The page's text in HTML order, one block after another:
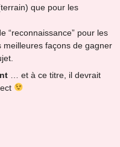
que pour les
“reconnaissance” pour les
meilleures façons de gagner
… et à ce titre, il devrait